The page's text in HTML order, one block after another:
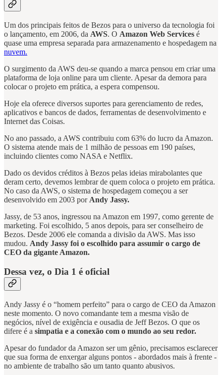
Um dos principais feitos de Bezos para o universo da tecnologia foi
o lançamento, em 2006, da AWS. O Amazon Web Services é
quase uma empresa separada para armazenamento e hospedagem na
nuvem.
O surgimento da AWS deu-se quando a marca pensou em criar uma
plataforma de loja online para um cliente. Apesar da demora para
colocar o projeto em prática, a espera compensou.
Hoje ela oferece diversos suportes para gerenciamento de redes,
aplicativos e bancos de dados, ferramentas de desenvolvimento e
Internet das Coisas.
No ano passado, a AWS contribuiu com 63% do lucro da Amazon.
O sistema atende mais de 1 milhão de pessoas em 190 países,
incluindo clientes como NASA e Netflix.
Dado os devidos créditos à Bezos pelas ideias mirabolantes que
deram certo, devemos lembrar de quem coloca o projeto em prática.
No caso da AWS, o sistema de hospedagem começou a ser
desenvolvido em 2003 por Andy Jassy.
Jassy, de 53 anos, ingressou na Amazon em 1997, como gerente de
marketing. Foi escolhido, 5 anos depois, para ser conselheiro de
Bezos. Desde 2006 ele comanda a divisão da AWS. Mas isso
mudou. Andy Jassy foi o escolhido para assumir o cargo de
CEO da gigante Amazon.
Dessa vez, o Dia 1 é oficial
Andy Jassy é o “homem perfeito” para o cargo de CEO da Amazon
neste momento. O novo comandante tem a mesma visão de
negócios, nível de exigência e ousadia de Jeff Bezos. O que os
difere é a simpatia e a conexão com o mundo ao seu redor.
Apesar do fundador da Amazon ser um gênio, precisamos esclarecer
que sua forma de enxergar alguns pontos - abordados mais à frente -
no ambiente de trabalho são um tanto quanto abusivos.